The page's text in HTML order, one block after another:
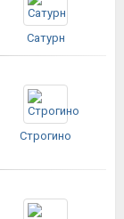
Сатурн
Строгино